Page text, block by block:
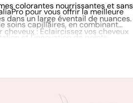
colorantes nourrissantes et sans
dans un large éventail de nuances.
: Éclaircissez vos cheveux
grâce à nos poudres
spécialisés, qui
pour vous offrir la meilleure
soins capillaires, en combinant
et l'innovation de pointe.